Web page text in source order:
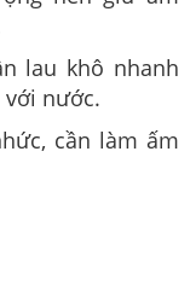
lau khô nhanh
nước.
cần làm ấm